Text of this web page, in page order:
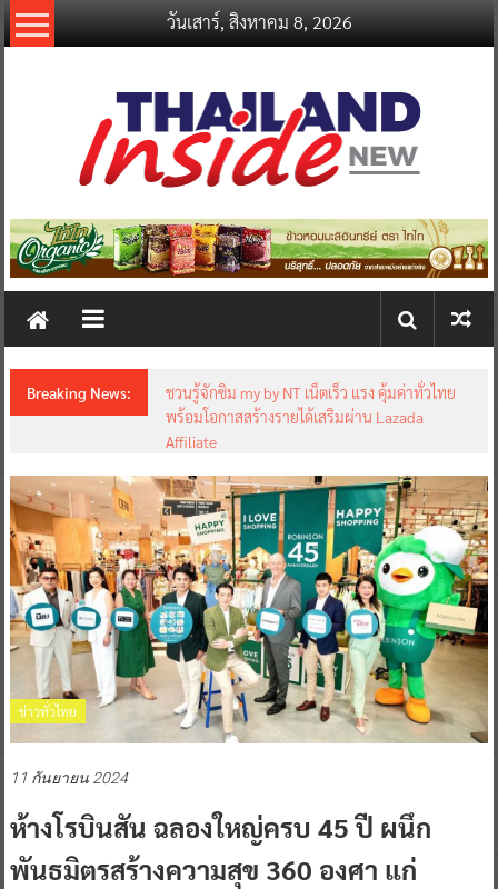
Skip
to
วันเสาร์, สิงหาคม 8, 2026
thailandinsidenew.com
Thailand
New
Breaking News:
ชวนรู้จักซิม my by NT เน็ตเร็ว แรง คุ้มค่าทั่วไทย
พร้อมโอกาสสร้างรายได้เสริมผ่าน Lazada
Affiliate
ข่าวทั่วไทย
11 กันยายน 2024
ห้างโรบินสัน ฉลองใหญ่ครบ 45 ปี ผนึก
พันธมิตรสร้างความสุข 360 องศา แก่